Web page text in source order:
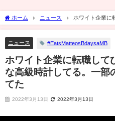
ホーム ニュース
ホワイト企業に
計してる。一部の金持ちの道楽だと思ってた
ニュース #EatsMatteosBdaysaMB
ホワイト企業に転職し
な高級時計してる。一部
てた
2022年3月13日 2022年3月13日